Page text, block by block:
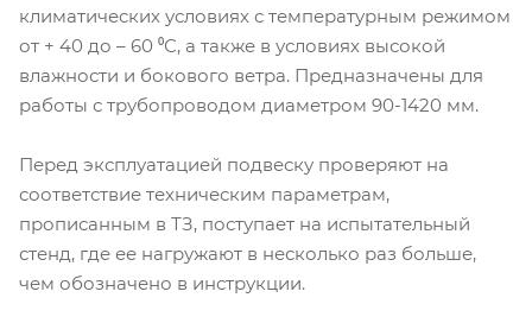
климатических условиях с температурным режимом
от + 40 до – 60 ⁰С, а также в условиях высокой
влажности и бокового ветра. Предназначены для
работы с трубопроводом диаметром 90-1420 мм.
Перед эксплуатацией подвеску проверяют на
соответствие техническим параметрам,
прописанным в ТЗ, поступает на испытательный
стенд, где ее нагружают в несколько раз больше,
чем обозначено в инструкции.